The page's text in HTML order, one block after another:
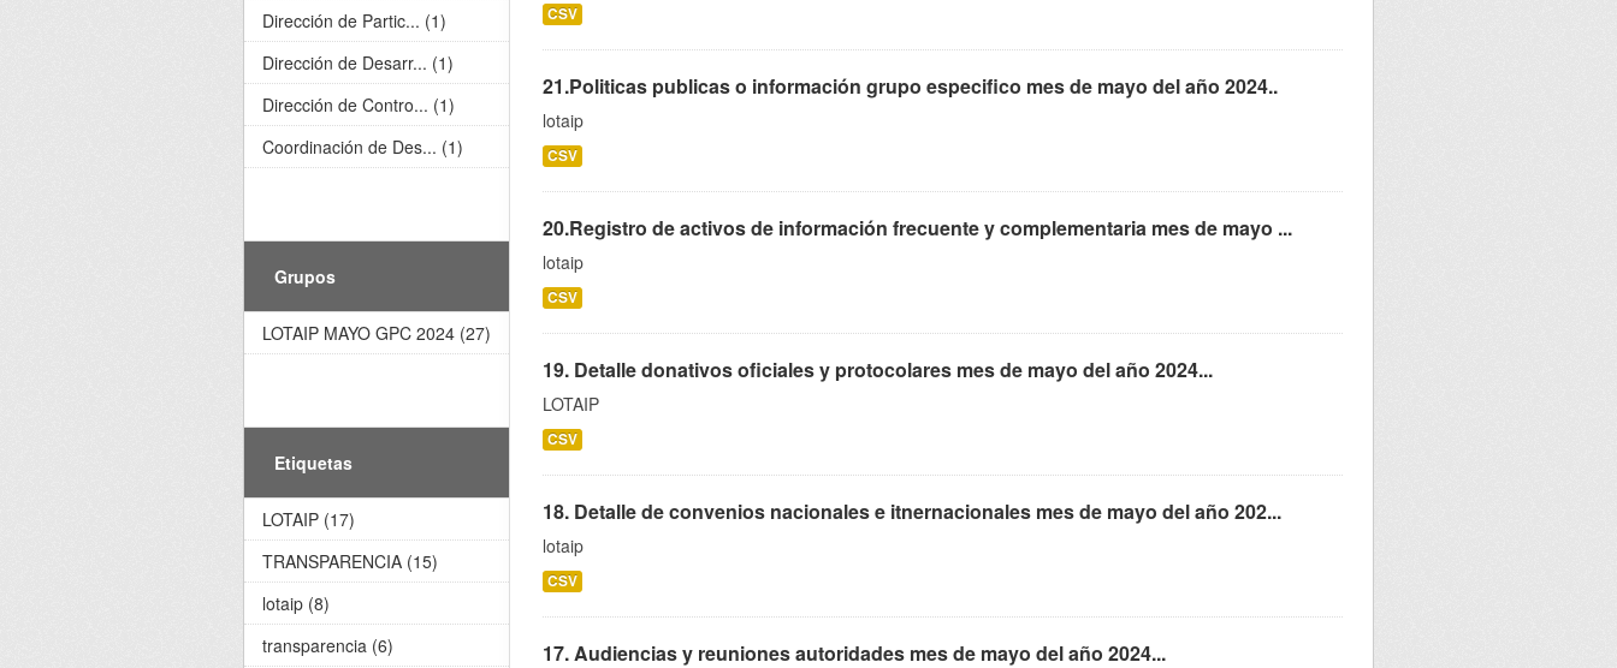
CSV
21.Politicas publicas o información grupo especifico mes de mayo del año 2024..
lotaip
CSV
20.Registro de activos de información frecuente y complementaria mes de mayo ...
lotaip
CSV
19. Detalle donativos oficiales y protocolares mes de mayo del año 2024...
LOTAIP
CSV
18. Detalle de convenios nacionales e itnernacionales mes de mayo del año 202...
lotaip
CSV
17. Audiencias y reuniones autoridades mes de mayo del año 2024...
Dirección de Partic... (1)
Dirección de Desarr... (1)
Dirección de Contro... (1)
Coordinación de Des... (1)
Grupos
LOTAIP MAYO GPC 2024 (27)
Etiquetas
LOTAIP (17)
TRANSPARENCIA (15)
lotaip (8)
transparencia (6)